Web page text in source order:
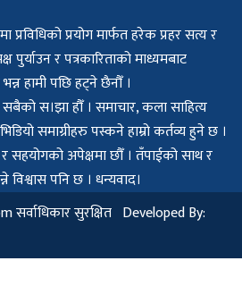
प्रयोग मार्फत हरेक प्रहर सत्य र
र पत्रकारिताको माध्यमबाट
हामी पछि हट्ने छैनौँ ।
स।झा हौँ । समाचार, कला साहित्य
समाग्रीहरु पस्कने हाम्रो कर्तव्य हुने छ ।
सहयोगको अपेक्षमा छौँ । तँपाईको साथ र
विश्वास पनि छ । धन्यवाद।
सुरक्षित Developed By: